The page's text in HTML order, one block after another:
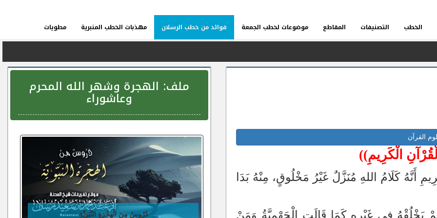
الخطب التصنيفات المقاطع موضوعات لخطب الجمعة فوائد من خطب الرسلان مهذبات الخطب المنبرية مطويات
القرآن
الْكَرِيمِ))
أَنَّهُ كَلَامُ اللهِ مُنَزَّلٌ غَيْرُ مَخْلُوقٍ، مِنْهُ بَدَا
يَخْلُقْهُ فِي غَيْرِهِ كَمَا قَالَتِ الْجَهْمِيَّةُ وَمَنْ
ملف: الهجرة وشهر الله المحرم
وعاشوراء
دُرُوسٌ مِنَ الْهِجْرَةِ النَّبَوِيَّةِ